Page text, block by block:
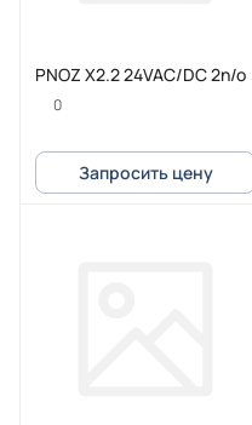
PNOZ X2.2 24VAC/DC 2n/o
0
Запросить цену